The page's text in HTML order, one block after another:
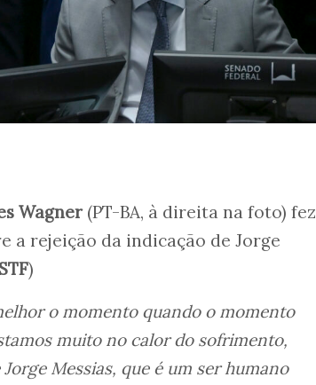
Wagner(PT-BA, à direita na foto) fez
a rejeição da indicação de Jorge
STF)
o momento quando o momento
muito no calor do sofrimento,
Messias, que é um ser humano